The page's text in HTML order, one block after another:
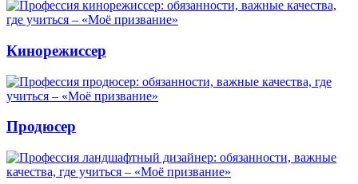
Кинорежиссер
Продюсер